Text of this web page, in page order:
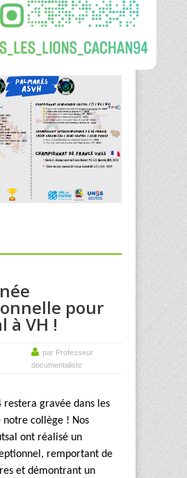
pour
à VH !
par Professeur
documentaliste
restera gravée dans les
notre collège ! Nos
ont réalisé un
remportant de
et démontrant un